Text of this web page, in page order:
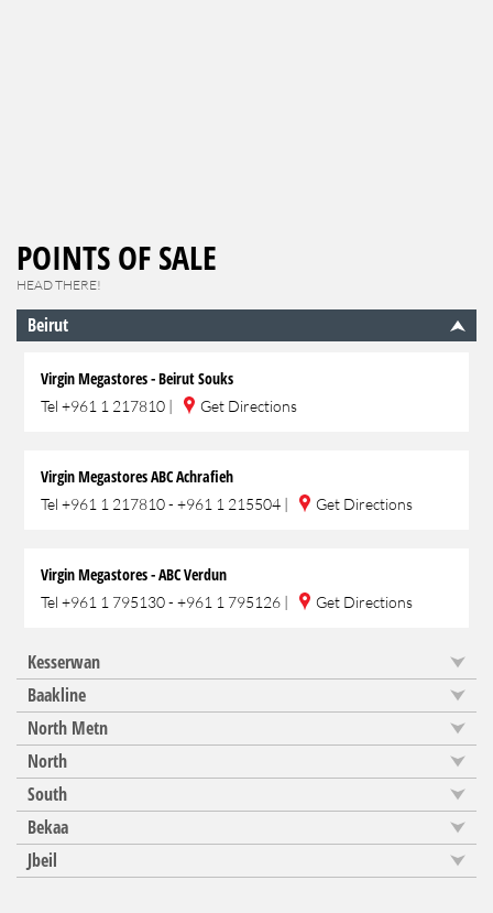
POINTS OF SALE
HEAD THERE!
Beirut
Virgin Megastores - Beirut Souks
Tel +961 1 217810 | Get Directions
Virgin Megastores ABC Achrafieh
Tel +961 1 217810 - +961 1 215504 | Get Directions
Virgin Megastores - ABC Verdun
Tel +961 1 795130 - +961 1 795126 | Get Directions
Kesserwan
Baakline
North Metn
North
South
Bekaa
Jbeil